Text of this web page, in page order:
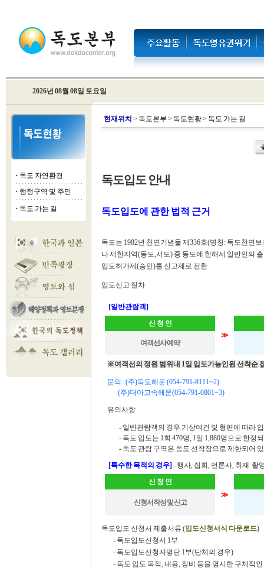
2026년 08월 08일 토요일
■ 독도 자연환경
■ 행정구역 및 주민
■ 독도 가는 길
현재위치 > 독도본부 > 독도현황> 독도 가는 길
독도입도 안내
독도입도에 관한 법적 근거
독도는 1982년 천연기념물 제336호(명칭: 독도천연
나 제한지역(동도,서도) 중 동도에 한해서 일반인의
입도허가제(승인)를 신고제로 전환
입도신고 절차
[일반관람객]
신 청 인
≫
여객선사 예약
※여객선의 정원 범위내 1일 입도가능인원 선착순
문의 :(주)독도해운 (054-791-8111~2)
(주)대아고속해운(054-791-0801~3)
유의사항
- 일반관람객의 경우 기상여건 및 형편에 따라
- 독도 입도는 1회 470명, 1일 1,880명으로 한정
- 독도 관람 구역은 동도 선착장으로 제한되어
[특수한 목적의 경우] - 행사, 집회, 언론사, 취재·촬
신 청 인
≫
신청서작성 및 신고
독도입도 신청서 제출서류 (입도신청서식 다운로드)
- 독도입도신청서 1부
- 독도입도신청자명단 1부(단체의 경우)
- 독도 입도 목적, 내용, 장비 등을 명시한 구체적